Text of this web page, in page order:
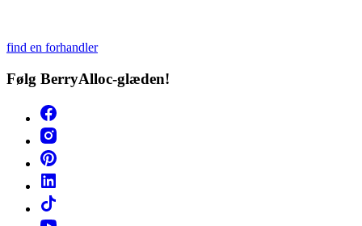
find en forhandler
Følg BerryAlloc-glæden!